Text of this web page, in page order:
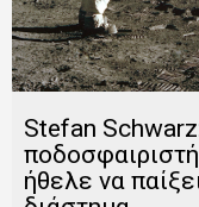
Stefan
ήθελε να